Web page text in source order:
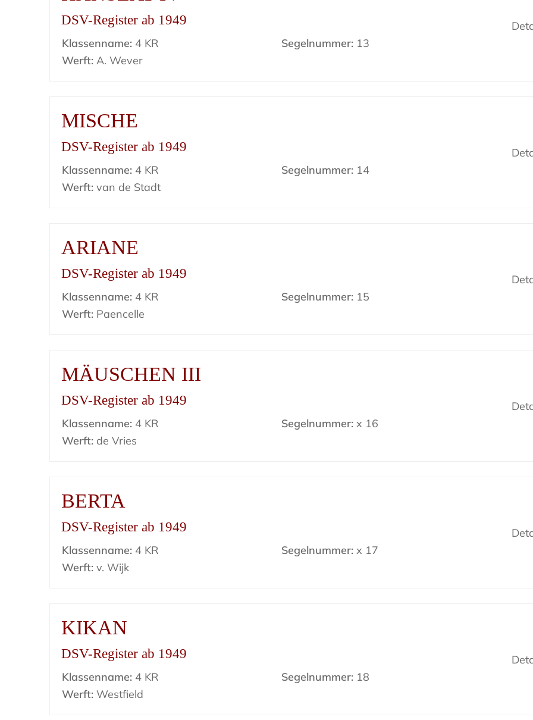
DSV-Register ab 1949
Klassenname: 4 KR Segelnummer:13
Werft: A. Wever
MISCHE
DSV-Register ab 1949
Klassenname: 4 KR Segelnummer:14
Werft: van de Stadt
ARIANE
DSV-Register ab 1949
Klassenname: 4 KR Segelnummer:15
Werft: Paencelle
MÄUSCHEN III
DSV-Register ab 1949
Klassenname: 4 KR Segelnummer:x 16
Werft: de Vries
BERTA
DSV-Register ab 1949
Klassenname: 4 KR Segelnummer:x 17
Werft: v. Wijk
KIKAN
DSV-Register ab 1949
Klassenname: 4 KR Segelnummer:18
Werft: Westfield